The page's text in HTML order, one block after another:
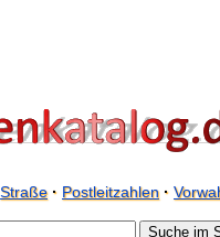
Straße· Postleitzahlen·